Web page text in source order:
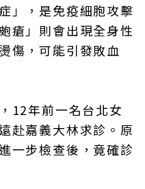
」，是免疫細胞攻擊
瘡」則會出現全身性
傷，可能引發敗血
12年前一名台北女
赴嘉義大林求診。原
一步檢查後，竟確診